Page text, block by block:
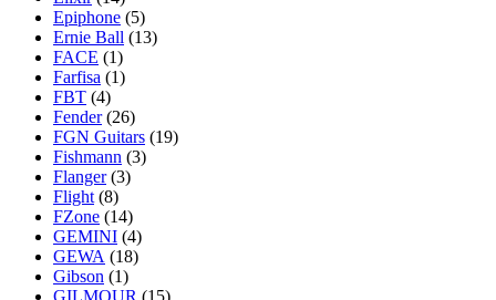
Epiphone (5)
Ernie Ball (13)
FACE (1)
Farfisa (1)
FBT (4)
Fender(26)
FGN Guitars (19)
Fishmann (3)
Flanger(3)
Flight (8)
FZone (14)
GEMINI (4)
GEWA (18)
Gibson (1)
GILMOUR (15)